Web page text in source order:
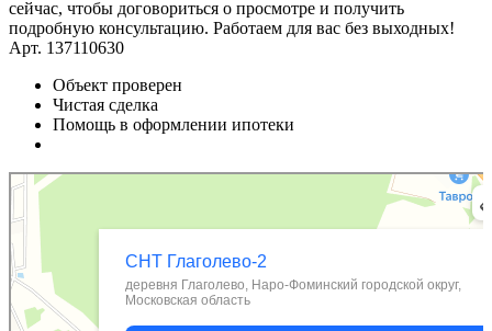
сейчас, чтобы договориться о просмотре и получить
подробную консультацию. Работаем для вас без выходных!
Арт. 137110630
Объект проверен
Чистая сделка
Помощь в оформлении ипотеки